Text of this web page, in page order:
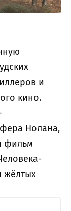
и
кино.
Нолана,
фильм
жёлтых